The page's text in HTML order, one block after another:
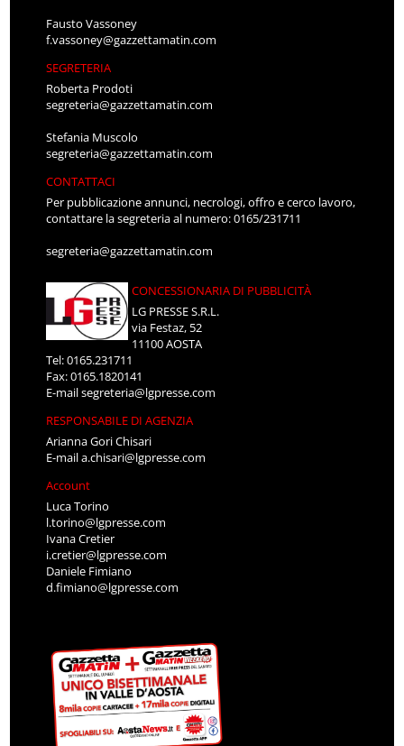
Fausto Vassoney
f.vassoney@gazzettamatin.com
SEGRETERIA
Roberta Prodoti
segreteria@gazzettamatin.com
Stefania Muscolo
segreteria@gazzettamatin.com
CONTATTACI
Per pubblicazione annunci, necrologi, offro e cerco lavoro,
contattare la segreteria al numero: 0165/231711
segreteria@gazzettamatin.com
CONCESSIONARIA DI PUBBLICITÀ
LG PRESSE S.R.L.
via Festaz, 52
11100 AOSTA
Tel: 0165.231711
Fax: 0165.1820141
E-mailsegreteria@lgpresse.com
RESPONSABILE DI AGENZIA
Arianna Gori Chisari
E-maila.chisari@lgpresse.com
Account
Luca Torino
l.torino@lgpresse.com
Ivana Cretier
i.cretier@lgpresse.com
Daniele Fimiano
d.fimiano@lgpresse.com